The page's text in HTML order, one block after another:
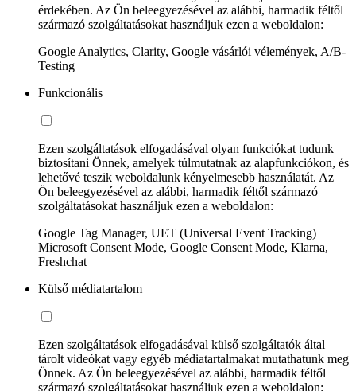
érdekében. Az Ön beleegyezésével az alábbi, harmadik féltől
származó szolgáltatásokat használjuk ezen a weboldalon:
Google Analytics, Clarity, Google vásárlói vélemények, A/B-
Testing
Funkcionális
Ezen szolgáltatások elfogadásával olyan funkciókat tudunk
biztosítani Önnek, amelyek túlmutatnak az alapfunkciókon, és
lehetővé teszik weboldalunk kényelmesebb használatát. Az
Ön beleegyezésével az alábbi, harmadik féltől származó
szolgáltatásokat használjuk ezen a weboldalon:
Google Tag Manager, UET (Universal Event Tracking)
Microsoft Consent Mode, Google Consent Mode, Klarna,
Freshchat
Külső médiatartalom
Ezen szolgáltatások elfogadásával külső szolgáltatók által
tárolt videókat vagy egyéb médiatartalmakat mutathatunk meg
Önnek. Az Ön beleegyezésével az alábbi, harmadik féltől
származó szolgáltatásokat használjuk ezen a weboldalon: